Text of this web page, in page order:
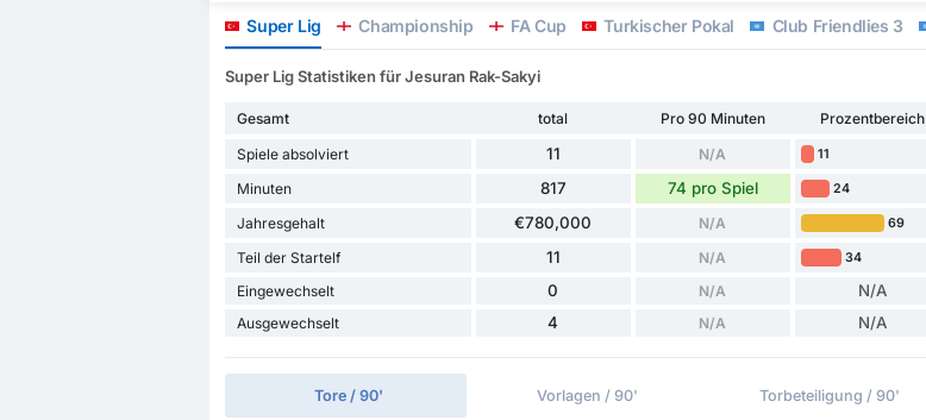
Super Lig Championship FA Cup Turkischer Pokal Club Friendlies 3
Super Lig Statistiken für Jesuran Rak-Sakyi
Gesamt total Pro 90 Minuten
Prozentbereich
Spiele absolviert
11 N/A 11
Minuten 817 74 pro Spiel 24
Jahresgehalt €780,000 N/A 69
Teil der Startelf 11 N/A 34
Eingewechselt 0 N/A N/A
Ausgewechselt 4 N/A N/A
Tore / 90' Vorlagen / 90' Torbeteiligung / 90'